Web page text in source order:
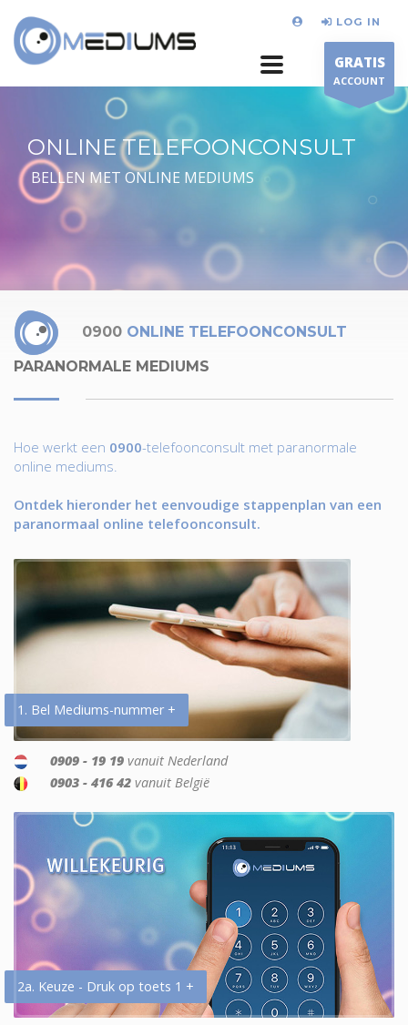
LOG IN
GRATIS
ACCOUNT
ONLINE TELEFOONCONSULT
BELLEN MET ONLINE MEDIUMS
0900 ONLINE TELEFOONCONSULT
PARANORMALE MEDIUMS
Hoe werkt een 0900-telefoonconsult met paranormale
online mediums.
Ontdek hieronder het eenvoudige stappenplan van een
paranormaal online telefoonconsult.
1. Bel Mediums-nummer +
0909 - 19 19 vanuit Nederland
0903 - 416 42 vanuit België
2a. Keuze - Druk op toets 1 +